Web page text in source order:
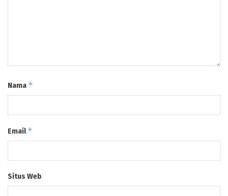
Nama *
Email*
Situs Web